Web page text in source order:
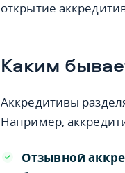
открытие
Каким
Аккредитивы
Например,
Отзывной